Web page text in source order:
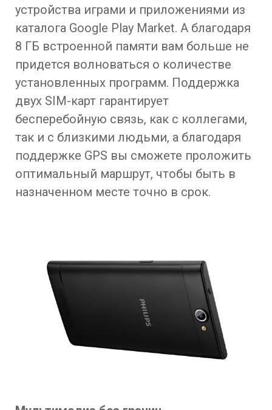
устройства играми и приложениями из
каталога Google Play Market. А благодаря
8 ГБ встроенной памяти вам больше не
придется волноваться о количестве
установленных программ. Поддержка
двух SIM-карт гарантирует
бесперебойную связь, как с коллегами,
так и с близкими людьми, а благодаря
поддержке GPS вы сможете проложить
оптимальный маршрут, чтобы быть в
назначенном месте точно в срок.